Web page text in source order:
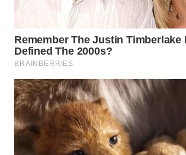
WN
BINJAI
WN
CIREBON
WN
INDRAMAYU